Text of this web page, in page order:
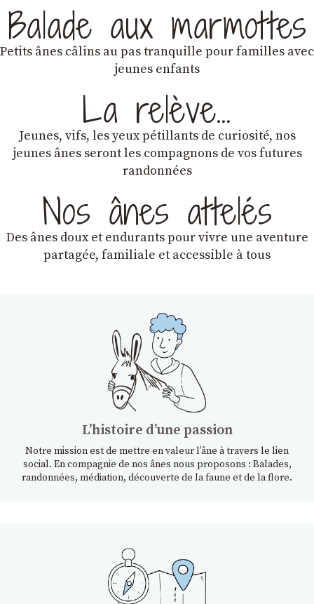
Balade aux marmottes
Petits ânes câlins au pas tranquille pour familles avec
jeunes enfants
La relève…
Jeunes, vifs, les yeux pétillants de curiosité, nos
jeunes ânes seront les compagnons de vos futures
randonnées
Nos ânes attelés
Des ânes doux et endurantspour vivre une aventure
partagée, familiale et accessible à tous
Lʼhistoire dʼune passion
Notre mission est de mettre en valeur l’âne à travers le lien
social. En compagnie de nos ânes nous proposons : Balades,
randonnées, médiation, découverte de la faune et de la flore.